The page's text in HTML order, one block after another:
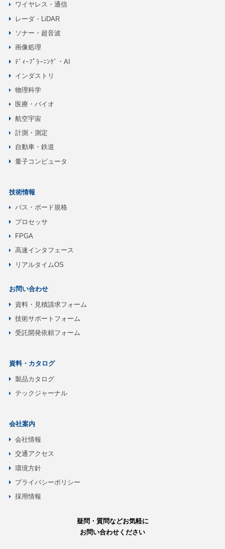
ワイヤレス・通信
レーダ・LiDAR
ソナー・超音波
画像処理
ﾃﾞｨｰﾌﾟﾗｰﾆﾝｸﾞ・AI
インダストリ
物理科学
医療・バイオ
航空宇宙
計測・測定
自動車・鉄道
量子コンピュータ
技術情報
バス・ボード規格
プロセッサ
FPGA
高速インタフェース
リアルタイムOS
お問い合わせ
資料・見積請求フォーム
技術サポートフォーム
受託開発依頼フォーム
資料・カタログ
製品カタログ
テックジャーナル
会社案内
会社情報
交通アクセス
環境方針
プライバシーポリシー
採用情報
疑問・質問などお気軽に
お問い合わせください